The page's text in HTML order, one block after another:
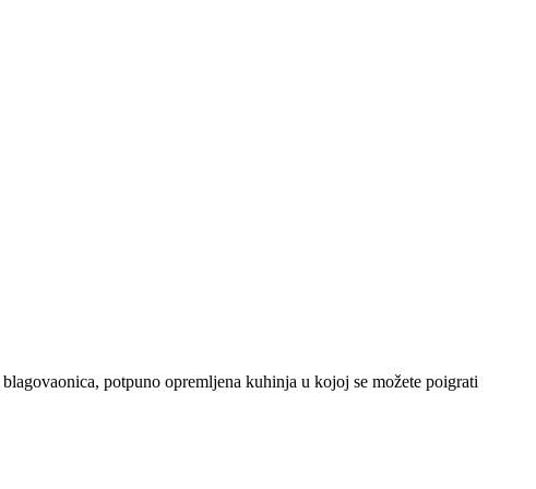
potpuno opremljena kuhinja u kojoj se možete poigrati